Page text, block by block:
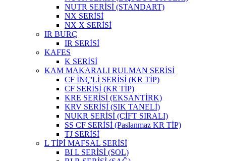
NUTR SERİSİ (STANDART)
NX SERİSİ
NX X SERİSİ
IR BURÇ
IR SERİSİ
KAFES
K SERİSİ
KAM MAKARALI RULMAN SERİSİ
CF İNÇ'Lİ SERİSİ (KR TİP)
CF SERİSİ (KR TİP)
KRE SERİSİ (EKSANTİRK)
KRV SERİSİ (SIK TANELİ)
NUKR SERİSİ (ÇİFT SIRALI)
SS CF SERİSİ (Paslanmaz KR TİP)
TJ SERİSİ
L TİPİ MAFSAL SERİSİ
BI L SERİSİ (SOL)